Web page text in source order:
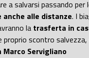
a salvarsi passando per
alle distanze. I
la trasferta in
proprio scontro salvezza,
Marco Servigliano